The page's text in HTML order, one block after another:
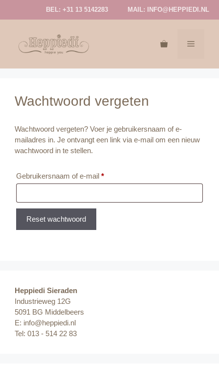
BEL: +31 13 5142283 MAIL: INFO@HEPPIEDI.NL
MENU
Wachtwoord vergeten
Wachtwoord vergeten? Voer je gebruikersnaam of e-
mailadres in. Je ontvangt een link via e-mail om een nieuw
wachtwoord in te stellen.
Gebruikersnaam of e-mail *Vereist
Reset wachtwoord
Heppiedi Sieraden
Industrieweg 12G
5091 BG Middelbeers
E: info@heppiedi.nl
Tel: 013 - 514 22 83